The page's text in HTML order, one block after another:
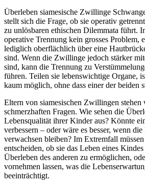
Überleben siamesische Zwillinge
stellt sich die Frage, ob sie operativ
zu unlösbaren ethischen Dilemmata führt.
operative Trennung kein grosses
lediglich oberflächlich über eine
sind. Wenn die Zwillinge jedoch stärker
sind, kann die Trennung zu
führen. Teilen sie lebenswichtige Organe,
kaum möglich, ohne dass einer der beiden
Eltern von siamesischen Zwillingen stehen
schmerzhaften Fragen. Wie sehen die
Lebensqualität ihrer Kinder aus? Könnte
verbessern – oder wäre es besser, wenn
verwachsen bleiben? Im Extremfall
entscheiden, ob sie das Leben eines
Überleben des anderen zu ermöglichen,
vornehmen lassen, was die
beeinträchtigt.